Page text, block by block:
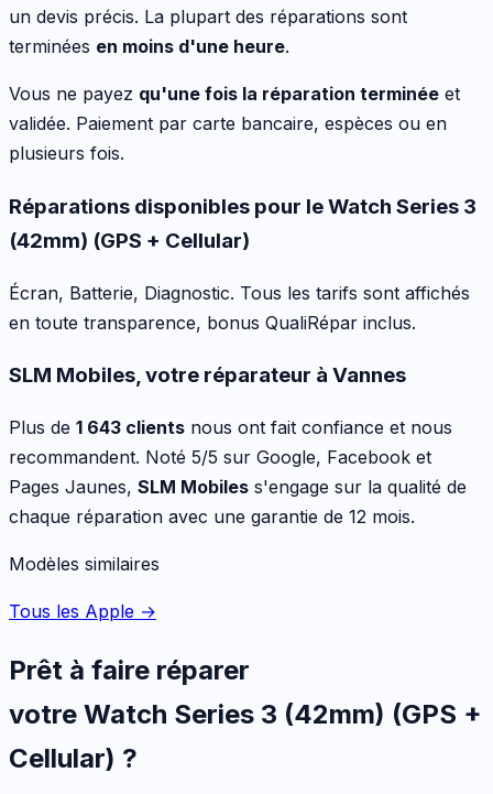
un devis précis. La plupart des réparations sont
terminées en moins d'une heure.
Vous ne payez qu'une fois la réparation terminée et
validée. Paiement par carte bancaire, espèces ou en
plusieurs fois.
Réparations disponibles pour leWatch Series 3
(42mm) (GPS + Cellular)
Écran, Batterie, Diagnostic. Tous les tarifs sont affichés
en toute transparence, bonus QualiRépar inclus.
SLM Mobiles, votre réparateur à Vannes
Plus de 1 643 clients nous ont fait confiance et nous
recommandent. Noté 5/5 sur Google, Facebook et
Pages Jaunes, SLM Mobiles s'engage sur la qualité de
chaque réparation avec une garantie de 12 mois.
Modèles similaires
Tous les Apple →
Prêt à faire réparer
votre Watch Series 3 (42mm) (GPS +
Cellular) ?